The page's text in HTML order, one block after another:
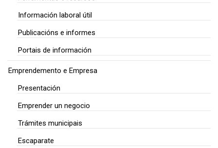
Información laboral útil
Publicacións e informes
Portais de información
Emprendemento e Empresa
Presentación
Emprender un negocio
Trámites municipais
Escaparate